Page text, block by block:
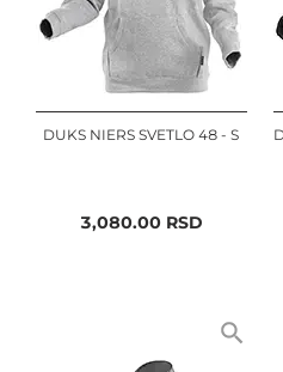
DUKS NIERS SVETLO 48 - S
3,080.00RSD